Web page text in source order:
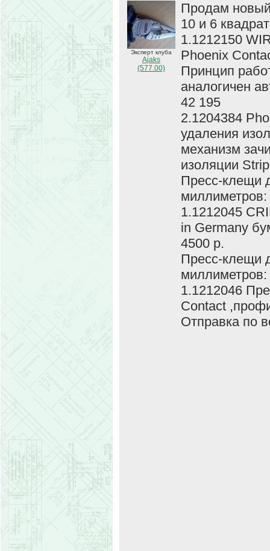
Эксперт клуба
Ajaks
(577.00)
Продам
10 и 6
1.1212150
Phoenix
Принцип
аналогичен
42 195
2.1204384
удаления
механизм
изоляции
Пресс-клещи
миллиметров:
1.1212045
in Germany
4500 р.
Пресс-клещи
миллиметров:
1.1212046
Contact
Отправка по